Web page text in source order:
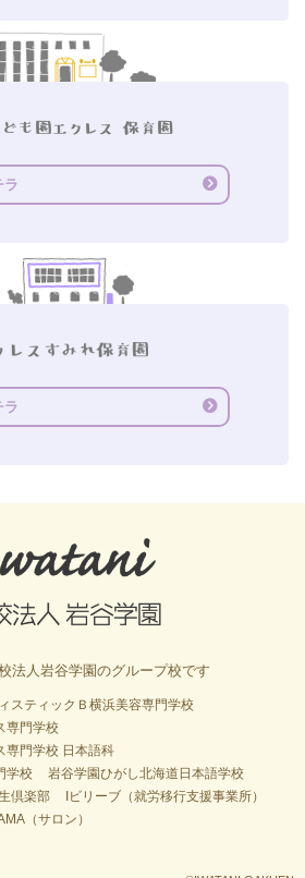
ラ
ラ
法人岩谷学園のグループ校です
スティックＢ横浜美容専門学校
専門学校
専門学校 日本語科
学校
岩谷学園ひがし北海道日本語学校
倶楽部
Iビリーブ（就労移行支援事業所）
（サロン）